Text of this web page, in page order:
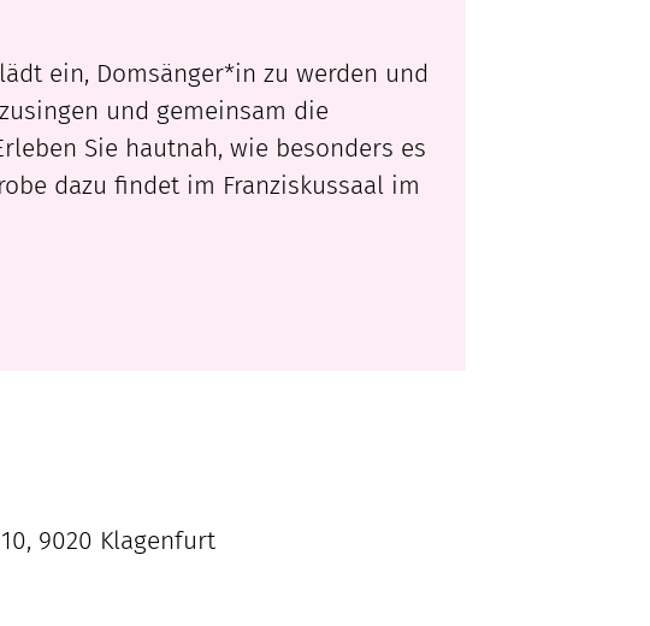
ein, Domsänger*in zu werden und
und gemeinsam die
Sie hautnah, wie besonders es
dazu findet im Franziskussaal im
9020 Klagenfurt